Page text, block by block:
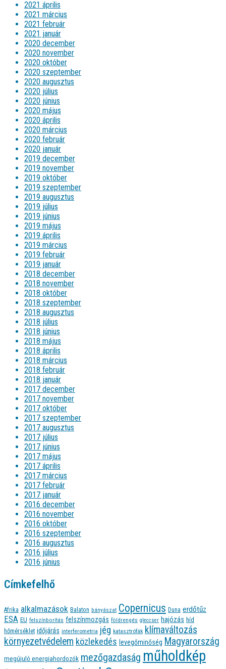
2021 április
2021 március
2021 február
2021 január
2020 december
2020 november
2020 október
2020 szeptember
2020 augusztus
2020 július
2020 június
2020 május
2020 április
2020 március
2020 február
2020 január
2019 december
2019 november
2019 október
2019 szeptember
2019 augusztus
2019 július
2019 június
2019 május
2019 április
2019 március
2019 február
2019 január
2018 december
2018 november
2018 október
2018 szeptember
2018 augusztus
2018 július
2018 június
2018 május
2018 április
2018 március
2018 február
2018 január
2017 december
2017 november
2017 október
2017 szeptember
2017 augusztus
2017 július
2017 június
2017 május
2017 április
2017 március
2017 február
2017 január
2016 december
2016 november
2016 október
2016 szeptember
2016 augusztus
2016 július
2016 június
Címkefelhő
Afrika alkalmazások Balaton bányászat Copernicus Duna erdőtűz
ESA EU felszínborítás felszínmozgás földrengés gleccser hajózás híd
hőmérséklet időjárás interferometria jég katasztrófák klímaváltozás
környezetvédelem közlekedés levegőminőség Magyarország
megújuló energiahordozók mezőgazdaság műholdkép